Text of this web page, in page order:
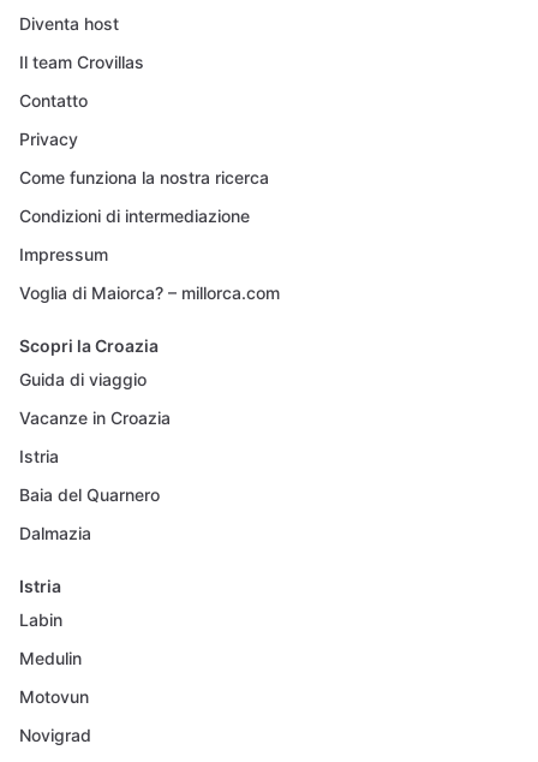
Diventa host
Il team Crovillas
Contatto
Privacy
Come funziona la nostra ricerca
Condizioni di intermediazione
Impressum
Voglia di Maiorca? – millorca.com
Scopri la Croazia
Guida di viaggio
Vacanze in Croazia
Istria
Baia del Quarnero
Dalmazia
Istria
Labin
Medulin
Motovun
Novigrad